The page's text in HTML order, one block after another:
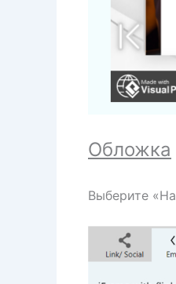
Обложка
Выберите